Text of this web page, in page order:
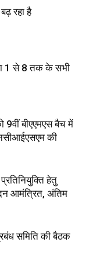
रहा है
1 से 8 तक के सभी
9वीं बीएएमएस बैच में
की
हेतु
आमंत्रित, अंतिम
समिति की बैठक